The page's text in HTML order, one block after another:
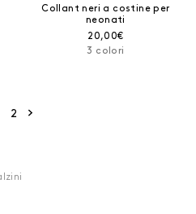
Collant neri a costine per
neonati
Prezzo corrente:
20,00€
3 colori
2